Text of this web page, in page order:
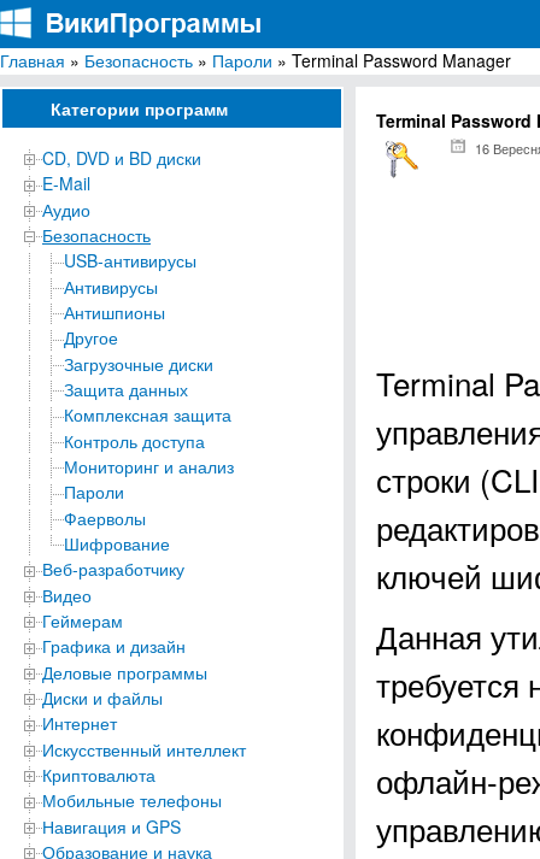
ВикиПрограммы
Энциклопедия бесплатных компьютерных программ для Windows
Главная » Безопасность » Пароли » Terminal Password Manager
Категории программ
CD, DVD и BD диски
E-Mail
Аудио
Безопасность
USB-антивирусы
Антивирусы
Антишпионы
Другое
Загрузочные диски
Защита данных
Комплексная защита
Контроль доступа
Мониторинг и анализ
Пароли
Фаерволы
Шифрование
Веб-разработчику
Видео
Геймерам
Графика и дизайн
Деловые программы
Диски и файлы
Интернет
Искусственный интеллект
Криптовалюта
Мобильные телефоны
Навигация и GPS
Образование и наука
Terminal Password
16
Terminal
строки
ключей
Данная
офлайн-